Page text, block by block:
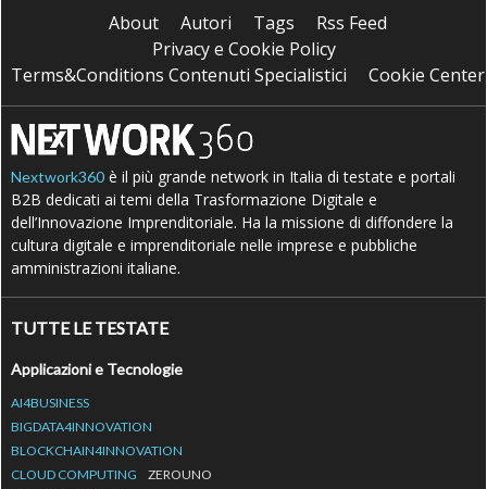
About Autori Tags
Rss Feed
Privacy e Cookie Policy
Terms&Conditions Contenuti Specialistici
Cookie Center
Nextwork360 è il più grande network in Italia di testate e portali
B2B dedicati ai temi della Trasformazione Digitale e
dell’Innovazione Imprenditoriale. Ha la missione di diffondere la
cultura digitale e imprenditoriale nelle imprese e pubbliche
amministrazioni italiane.
TUTTE LE TESTATE
Applicazioni e Tecnologie
AI4BUSINESS
BIGDATA4INNOVATION
BLOCKCHAIN4INNOVATION
CLOUD COMPUTING
ZEROUNO